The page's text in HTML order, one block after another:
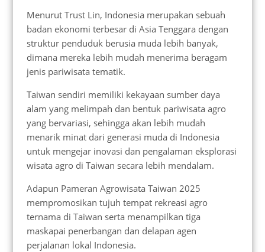
Menurut Trust Lin, Indonesia merupakan sebuah
badan ekonomi terbesar di Asia Tenggara dengan
struktur penduduk berusia muda lebih banyak,
dimana mereka lebih mudah menerima beragam
jenis pariwisata tematik.
Taiwan sendiri memiliki kekayaan sumber daya
alam yang melimpah dan bentuk pariwisata agro
yang bervariasi, sehingga akan lebih mudah
menarik minat dari generasi muda di Indonesia
untuk mengejar inovasi dan pengalaman eksplorasi
wisata agro di Taiwan secara lebih mendalam.
Adapun Pameran Agrowisata Taiwan 2025
mempromosikan tujuh tempat rekreasi agro
ternama di Taiwan serta menampilkan tiga
maskapai penerbangan dan delapan agen
perjalanan lokal Indonesia.